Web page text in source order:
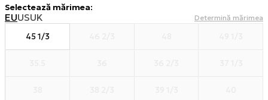
Selectează mărimea:
EUUSUK Determină mărimea
45 1/3